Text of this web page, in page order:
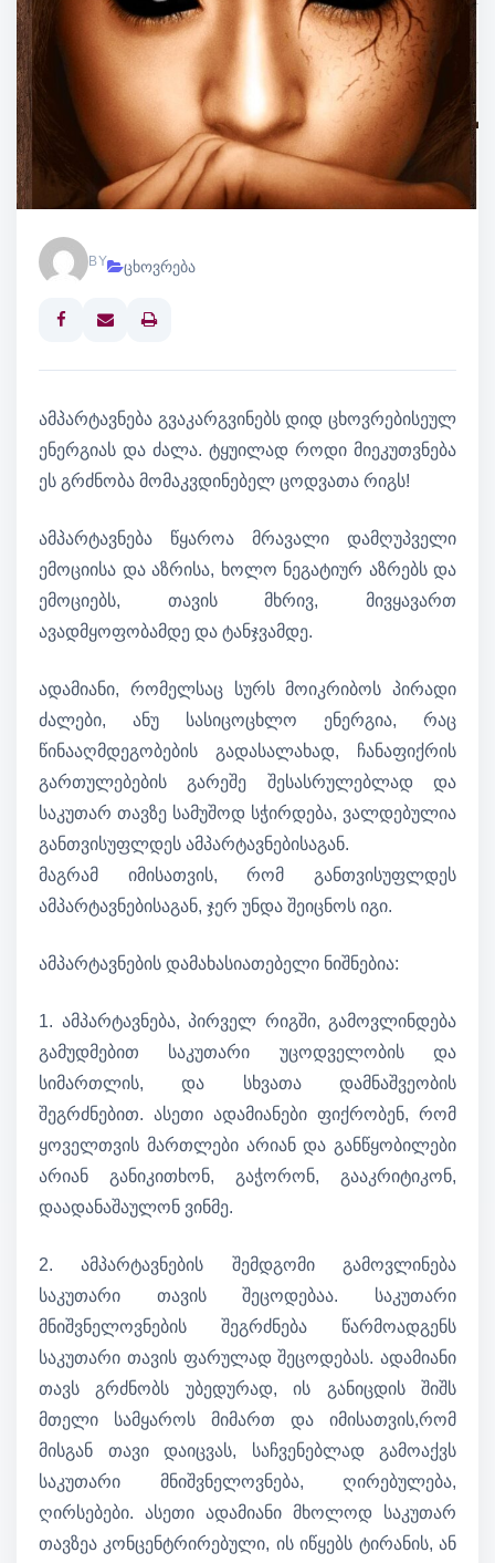
BY ცხოვრება
Print
ამპარტავნება გვაკარგვინებს დიდ ცხოვრებისეულ
ენერგიას და ძალა. ტყუილად როდი მიეკუთვნება
ეს გრძნობა მომაკვდინებელ ცოდვათა რიგს!
ამპარტავნება წყაროა მრავალი დამღუპველი
ემოციისა და აზრისა, ხოლო ნეგატიურ აზრებს და
ემოციებს, თავის მხრივ, მივყავართ
ავადმყოფობამდე და ტანჯვამდე.
ადამიანი, რომელსაც სურს მოიკრიბოს პირადი
ძალები, ანუ სასიცოცხლო ენერგია, რაც
წინააღმდეგობების გადასალახად, ჩანაფიქრის
გართულებების გარეშე შესასრულებლად და
საკუთარ თავზე სამუშოდ სჭირდება, ვალდებულია
განთვისუფლდეს ამპარტავნებისაგან.
მაგრამ იმისათვის, რომ განთვისუფლდეს
ამპარტავნებისაგან, ჯერ უნდა შეიცნოს იგი.
ამპარტავნების დამახასიათებელი ნიშნებია:
1. ამპარტავნება, პირველ რიგში, გამოვლინდება
გამუდმებით საკუთარი უცოდველობის და
სიმართლის, და სხვათა დამნაშვეობის
შეგრძნებით. ასეთი ადამიანები ფიქრობენ, რომ
ყოველთვის მართლები არიან და განწყობილები
არიან განიკითხონ, გაჭორონ, გააკრიტიკონ,
დაადანაშაულონ ვინმე.
2. ამპარტავნების შემდგომი გამოვლინება
საკუთარი თავის შეცოდებაა. საკუთარი
მნიშვნელოვნების შეგრძნება წარმოადგენს
საკუთარი თავის ფარულად შეცოდებას. ადამიანი
თავს გრძნობს უბედურად, ის განიცდის შიშს
მთელი სამყაროს მიმართ და იმისათვის,რომ
მისგან თავი დაიცვას, საჩვენებლად გამოაქვს
საკუთარი მნიშვნელოვნება, ღირებულება,
ღირსებები. ასეთი ადამიანი მხოლოდ საკუთარ
თავზეა კონცენტრირებული, ის იწყებს ტირანის, ან